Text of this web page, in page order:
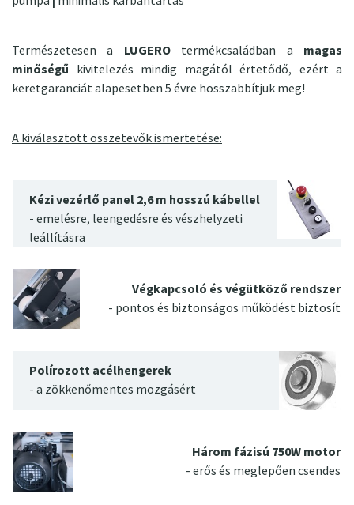
Természetesen a LUGEROtermékcsaládban a magas
minőségű kivitelezés mindig magától értetődő, ezért a
keretgaranciát alapesetben 5 évre hosszabbítjuk meg!
A kiválasztott összetevők ismertetése:
Kézi vezérlő panel 2,6 m hosszú kábellel
- emelésre, leengedésre és vészhelyzeti
leállításra
Végkapcsoló és végütköző rendszer
- pontos és biztonságos működést biztosít
Polírozott acélhengerek
- a zökkenőmentes mozgásért
Három fázisú 750W motor
- erős és meglepően csendes